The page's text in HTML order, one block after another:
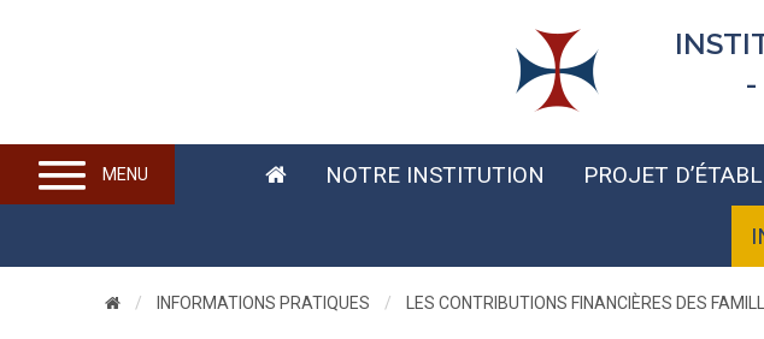
-
MENU NOTRE INSTITUTION PROJET
INFORMATIONS PRATIQUES CURRENT:
LES CONTRIBUTIONS FINANCIÈRES DES